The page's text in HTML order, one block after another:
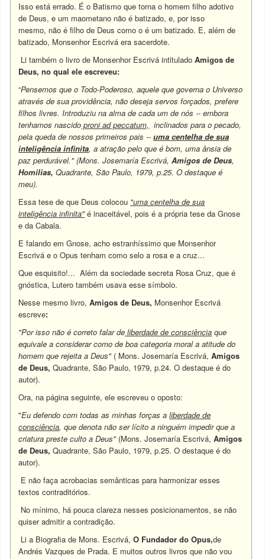
Isso está errado. É o Batismo que torna o homem filho adotivo
de Deus, e um maometano não é batizado, e, por isso
mesmo, não é filho de Deus como o é um batizado. E, além de
batizado, Monsenhor Escrivá era sacerdote.
Li também o livro de Monsenhor Escrivá intituladoAmigos de
Deus, no qual ele escreveu:
“Pensemos que o Todo-Poderoso, aquele que governa o Universo
através de sua providência, não deseja servos forçados, prefere
filhos livres. Introduziu na alma de cada um de nós -- embora
tenhamos nascido proni ad peccatum, inclinados para o pecado,
pela queda de nossos primeiros pais --uma centelha de sua
inteligência infinita, a atração pelo que é bom, uma ânsia de
paz perdurável." (Mons. Josemaría Escrivá,Amigos de Deus,
Homilias,Quadrante, São Paulo, 1979, p.25. O destaque é
meu).
Essa tese de que Deus colocou "uma centelha de sua
inteligência infinita"é inaceitável, pois é a própria tese da Gnose
e da Cabala.
E falando em Gnose, acho estranhíssimo que Monsenhor
Escrivá e o Opus tenham como selo a rosa e a cruz...
Que esquisito!... Além da sociedade secreta Rosa Cruz, que é
gnóstica, Lutero também usava esse símbolo.
Nesse mesmo livro,Amigos de Deus, Monsenhor Escrivá
escreve:
"Por isso não é correto falar de liberdade de consciência que
equivale a considerar como de boa categoria moral a atitude do
homem que rejeita a Deus"( Mons. Josemaría Escrivá,Amigos
de Deus,Quadrante, São Paulo, 1979, p.24. O destaque é do
autor).
Ora, na página seguinte, ele escreveu o oposto:
"Eu defendo com todas as minhas forças aliberdade de
consciência, que denota não ser lícito a ninguém impedir que a
criatura preste culto a Deus"(Mons. Josemaría Escrivá,Amigos
de Deus,Quadrante, São Paulo, 1979, p.25. O destaque é do
autor).
E não faça acrobacias semânticas para harmonizar esses
textos contraditórios.
No mínimo, há pouca clareza nesses posicionamentos, se não
quiser admitir a contradição.
Li a Biografia de Mons. Escrivá,O Fundador do Opus,de
Andrés Vazques de Prada. E muitos outros livros que não vou